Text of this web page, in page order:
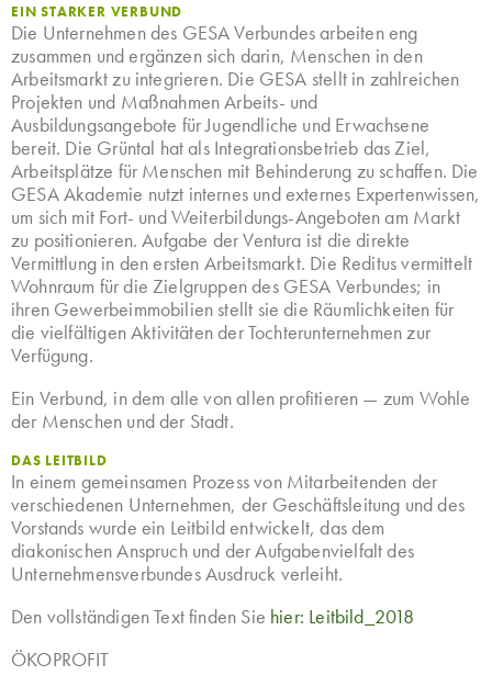
EIN STARKER VERBUND
Die Unternehmen des GESA Verbundes arbeiten eng
zusammen und ergänzen sich darin, Menschen in den
Arbeitsmarkt zu integrieren. Die GESA stellt in zahlreichen
Projekten und Maßnahmen Arbeits- und
Ausbildungsangebote für Jugendliche und Erwachsene
bereit. Die Grüntal hat als Integrationsbetrieb das Ziel,
Arbeitsplätze für Menschen mit Behinderung zu schaffen. Die
GESA Akademie nutzt internes und externes Expertenwissen,
um sich mit Fort- und Weiterbildungs-Angeboten am Markt
zu positionieren. Aufgabe der Ventura ist die direkte
Vermittlung in den ersten Arbeitsmarkt. Die Reditus vermittelt
Wohnraum für die Zielgruppen des GESA Verbundes; in
ihren Gewerbeimmobilien stellt sie die Räumlichkeiten für
die vielfältigen Aktivitäten der Tochterunternehmen zur
Verfügung.
Ein Verbund, in dem alle von allen profitieren — zum Wohle
der Menschen und der Stadt.
DAS LEITBILD
In einem gemeinsamen Prozess von Mitarbeitenden der
verschiedenen Unternehmen, der Geschäftsleitung und des
Vorstands wurde ein Leitbild entwickelt, das dem
diakonischen Anspruch und der Aufgabenvielfalt des
Unternehmensverbundes Ausdruck verleiht.
Den vollständigen Text finden Sie hier: Leitbild_2018
ÖKOPROFIT